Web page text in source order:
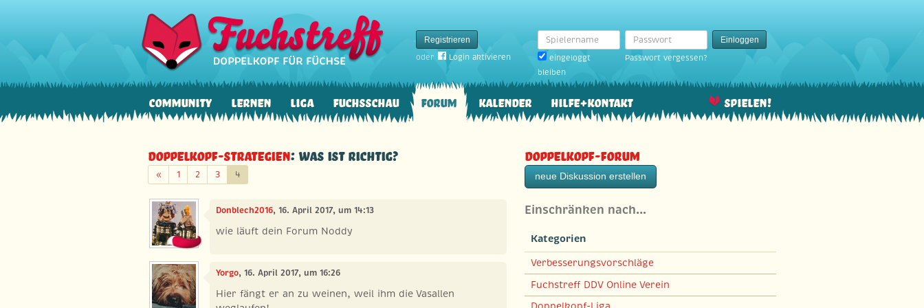
Registrieren
oder
Login aktivieren
Spielername
eingeloggt
bleiben
Passwort
Einloggen
Passwort vergessen?
Community Lernen Liga Fuchsschau Forum Kalender Hilfe+Kontakt Spielen!
Doppelkopf-Strategien: Was ist richtig?
«Zurück
1 2 3 4
Donblech2016, 16. April 2017, um 14:13
wie läuft dein Forum Noddy
Yorgo, 16. April 2017, um 16:26
Hier fängt er an zu weinen, weil ihm die Vasallen
Doppelkopf-Forum
neue Diskussion erstellen
Einschränken nach…
Kategorien
Verbesserungsvorschläge
Fuchstreff DDV Online Verein